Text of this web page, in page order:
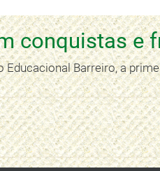
conquistas e
Barreiro, a